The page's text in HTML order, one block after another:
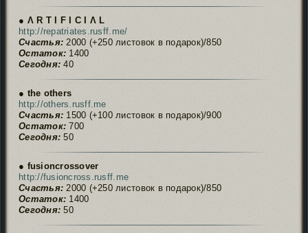
● Ʌ R T I F I C I Ʌ L
http://repatriates.rusff.me/
Счастья: 2000 (+250 листовок в подарок)/850
Остаток: 1400
Сегодня: 40
● the others
http://others.rusff.me
Счастья: 1500 (+100 листовок в подарок)/900
Остаток: 700
Сегодня: 50
● fusioncrossover
http://fusioncross.rusff.me
Счастья: 2000 (+250 листовок в подарок)/850
Остаток: 1400
Сегодня: 50